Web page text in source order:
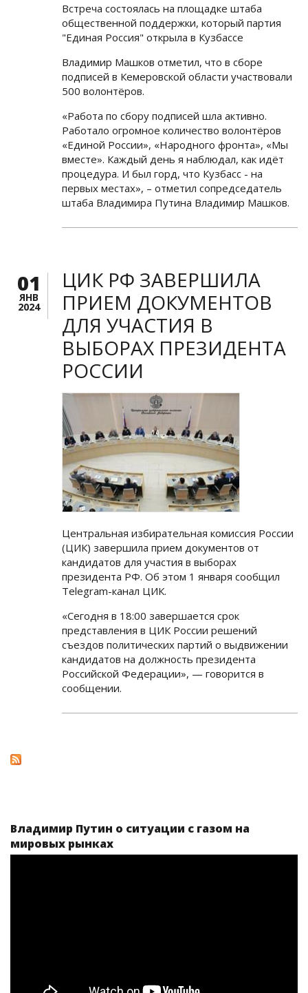
Встреча состоялась на площадке штаба
общественной поддержки, который партия
"Единая Россия" открыла в Кузбассе
Владимир Машков отметил, что в сборе
подписей в Кемеровской области участвовали
500 волонтёров.
«Работа по сбору подписей шла активно.
Работало огромное количество волонтёров
«Единой России», «Народного фронта», «Мы
вместе». Каждый день я наблюдал, как идёт
процедура. И был горд, что Кузбасс - на
первых местах», – отметил сопредседатель
штаба Владимира Путина Владимир Машков.
01
ЯНВ
2024
ЦИК РФ ЗАВЕРШИЛА
ПРИЕМ ДОКУМЕНТОВ
ДЛЯ УЧАСТИЯ В
ВЫБОРАХ ПРЕЗИДЕНТА
РОССИИ
Центральная избирательная комиссия России
(ЦИК) завершила прием документов от
кандидатов для участия в выборах
президента РФ. Об этом 1 января сообщил
Telegram-канал ЦИК.
«Сегодня в 18:00 завершается срок
представления в ЦИК России решений
съездов политических партий о выдвижении
кандидатов на должность президента
Российской Федерации», — говорится в
сообщении.
Владимир Путин о ситуации с газом на
мировых рынках